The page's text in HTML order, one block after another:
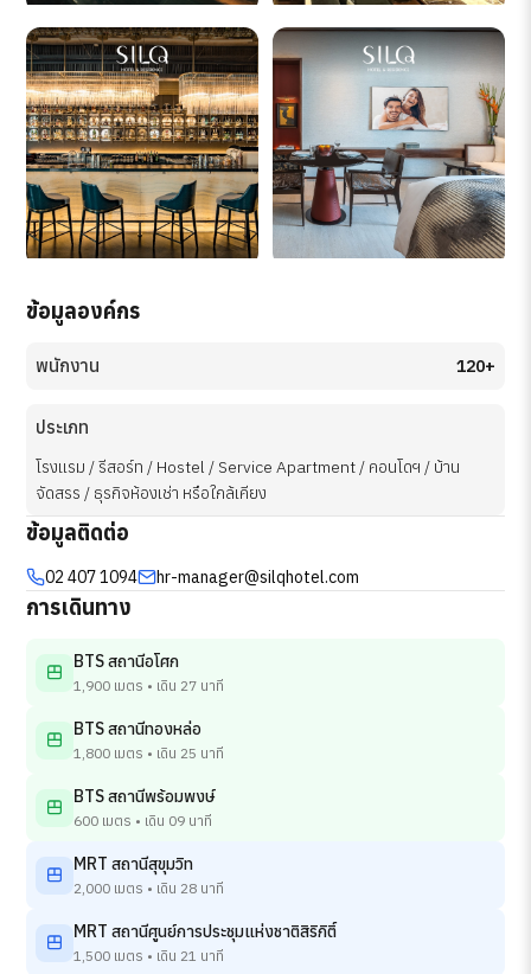
ข้อมูลองค์กร
พนักงาน 120+
ประเภท
โรงแรม / รีสอร์ท / Hostel / Service Apartment / คอนโดฯ / บ้าน
จัดสรร / ธุรกิจห้องเช่า หรือใกล้เคียง
ข้อมูลติดต่อ
02 407 1094 hr-manager@silqhotel.com
การเดินทาง
BTS สถานีอโศก
1,900 เมตร • เดิน 27 นาที
BTS สถานีทองหล่อ
1,800 เมตร • เดิน 25 นาที
BTS สถานีพร้อมพงษ์
600 เมตร • เดิน 09 นาที
MRT สถานีสุขุมวิท
2,000 เมตร • เดิน 28 นาที
MRT สถานีศูนย์การประชุมแห่งชาติสิริกิติ์
1,500 เมตร • เดิน 21 นาที